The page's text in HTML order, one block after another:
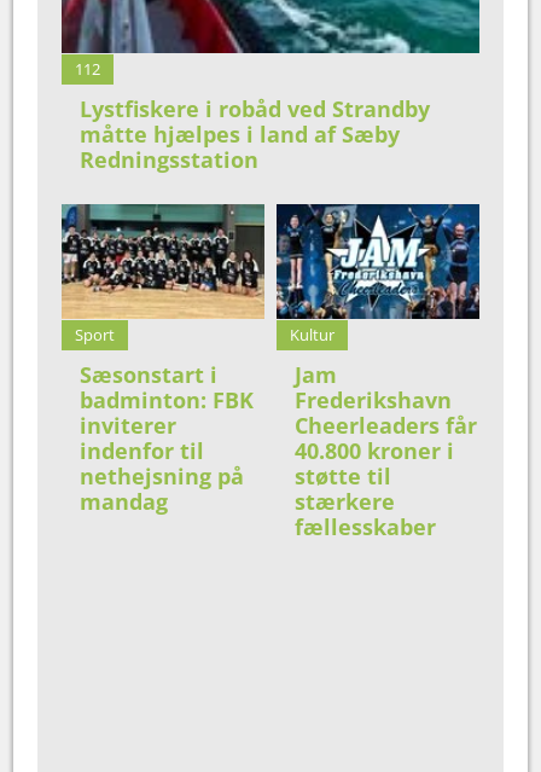
112
Lystfiskere i robåd ved Strandby
måtte hjælpes i land af Sæby
Redningsstation
Sport
Sæsonstart i
badminton: FBK
inviterer
indenfor til
nethejsning på
mandag
Kultur
Jam
Frederikshavn
Cheerleaders får
40.800 kroner i
støtte til
stærkere
fællesskaber